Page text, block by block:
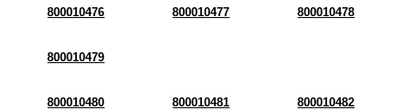
800010476 800010477 800010478
800010479
800010480 800010481 800010482